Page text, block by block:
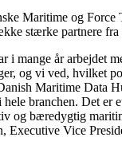
Maritime og
stærke partnere fra
i mange år arbejdet
og vi ved, hvilket
Maritime Data
branchen. Det er
og bæredygtig
Executive Vice